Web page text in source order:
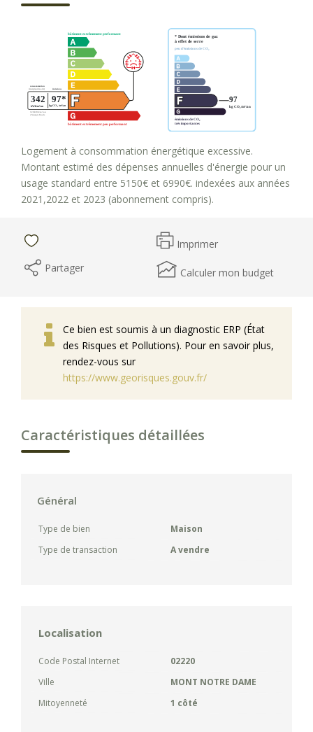
Logement à consommation énergétique excessive.
Montant estimé des dépenses annuelles d'énergie pour un
usage standard entre 5150€ et 6990€. indexées aux années
2021,2022 et 2023 (abonnement compris).
Imprimer
Partager
Calculer mon budget
Ce bien est soumis à un diagnostic ERP (État
des Risques et Pollutions). Pour en savoir plus,
rendez-vous sur
https://www.georisques.gouv.fr/
Caractéristiques détaillées
Général
Type de bien
Maison
Type de transaction
A vendre
Localisation
Code Postal Internet
02220
Ville
MONT NOTRE DAME
Mitoyenneté
1 côté